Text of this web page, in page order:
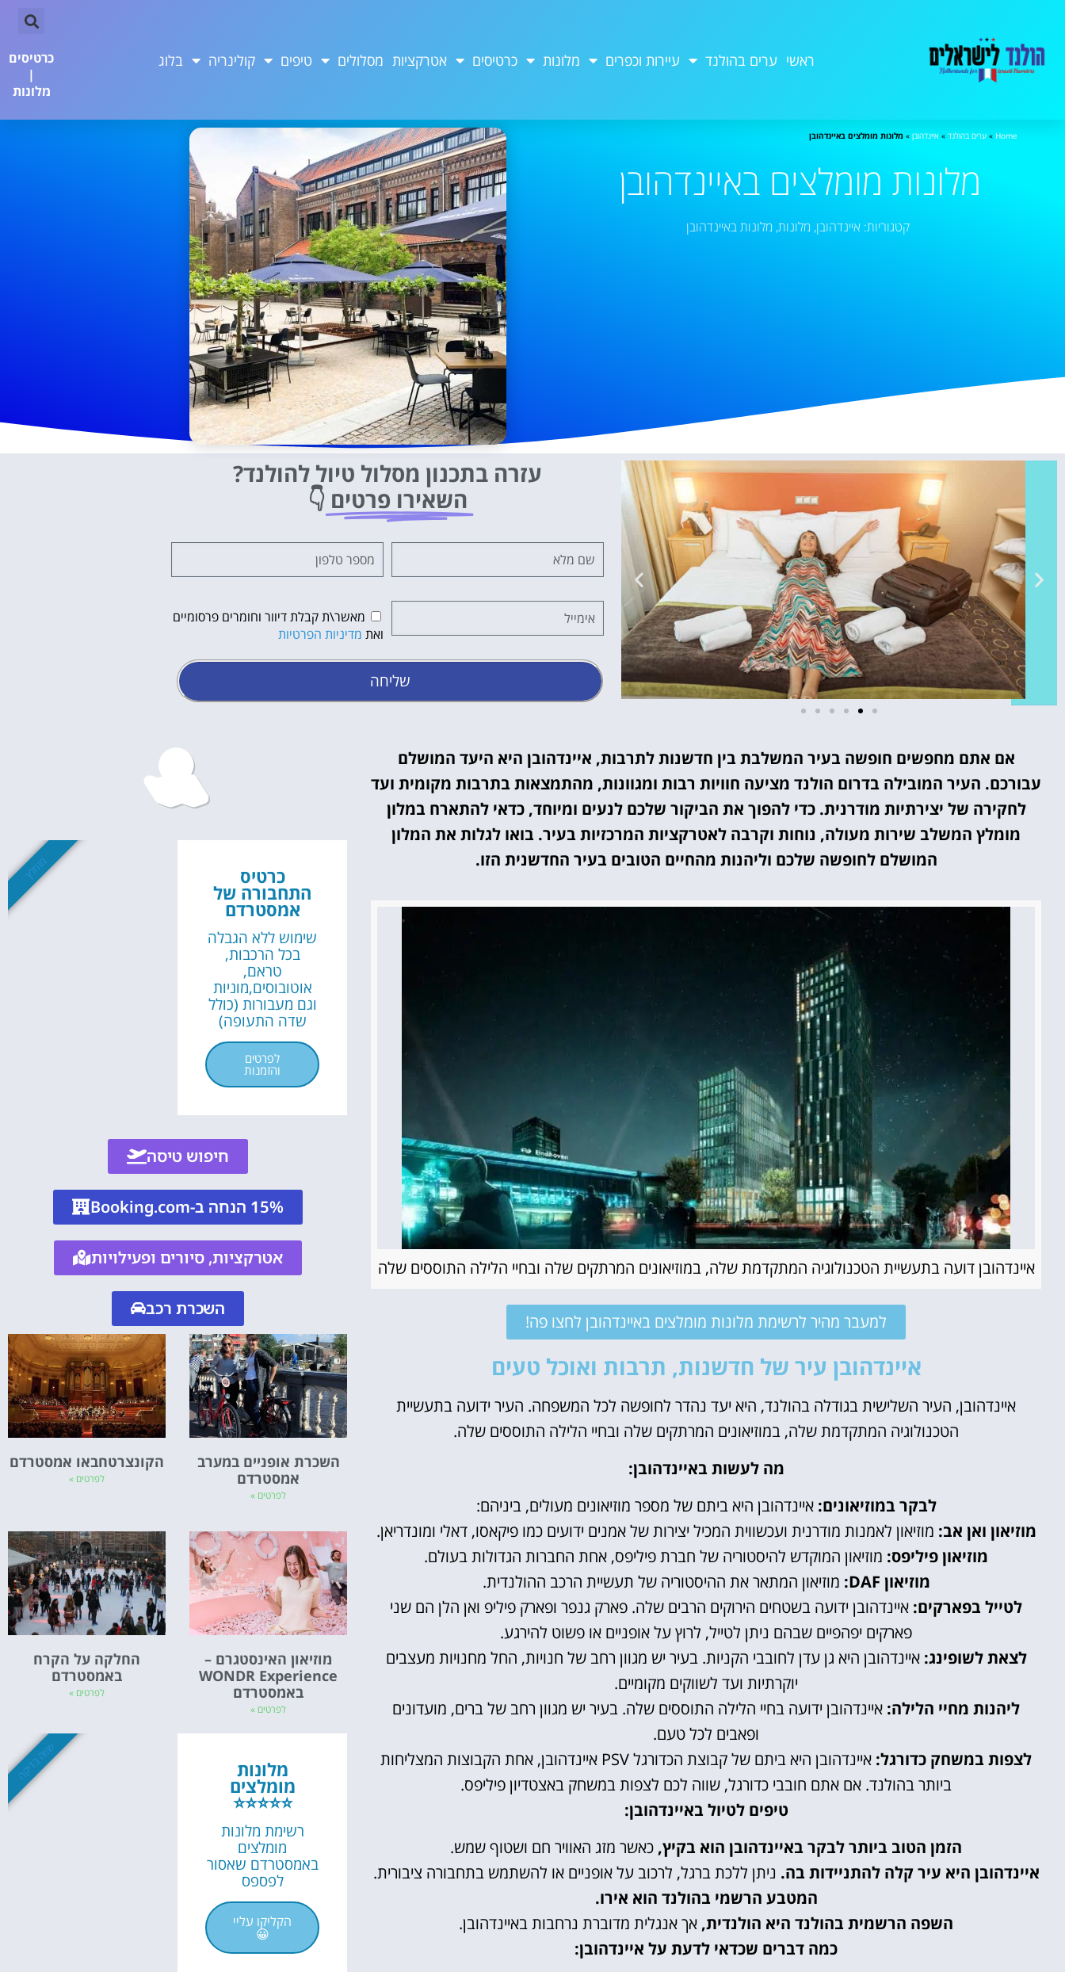
ראשי ערים בהולנד עיירות וכפרים מלונות כרטיסים אטרקציות מסלולים טיפים קולינריה בלוג
כרטיסים
|
מלונות
Home
» ערים בהולנד » איינדהובן » מלונות מומלצים באיינדהובן
מלונות מומלצים באיינדהובן
קטגוריות: איינדהובן, מלונות, מלונות באיינדהובן
מלונות
מציאת מלון
מומלץ?
לחצו
אטרקציות
וסיורים
הפעילויות השוות ביותר
לחצו פה! לחצו פה!
עזרה בתכנון מסלול טיול להולנד?
השאירו פרטים 👇
מאשר\ת קבלת דיוור וחומרים פרסומיים
ואת מדיניות הפרטיות
שליחה
אם אתם מחפשים חופשה בעיר המשלבת בין חדשנות לתרבות, איינדהובן היא היעד המושלם
עבורכם. העיר המובילה בדרום הולנד מציעה חוויות רבות ומגוונות, מהתמצאות בתרבות מקומית ועד
לחקירה של יצירתיות מודרנית. כדי להפוך את הביקור שלכם לנעים ומיוחד, כדאי להתארח במלון
מומלץ המשלב שירות מעולה, נוחות וקרבה לאטרקציות המרכזיות בעיר. בואו לגלות את המלון
המושלם לחופשה שלכם וליהנות מהחיים הטובים בעיר החדשנית הזו.
איינדהובן דועה בתעשיית הטכנולוגיה המתקדמת שלה, במוזיאונים המרתקים שלה ובחיי הלילה התוססים שלה
למעבר מהיר לרשימת מלונות מומלצים באיינדהובן לחצו פה!
איינדהובן עיר של חדשנות, תרבות ואוכל טעים
איינדהובן, העיר השלישית בגודלה בהולנד, היא יעד נהדר לחופשה לכל המשפחה. העיר ידועה בתעשיית
הטכנולוגיה המתקדמת שלה, במוזיאונים המרתקים שלה ובחיי הלילה התוססים שלה.
מה לעשות באיינדהובן:
לבקר במוזיאונים: איינדהובן היא ביתם של מספר מוזיאונים מעולים, ביניהם:
מוזיאון ואן אב: מוזיאון לאמנות מודרנית ועכשווית המכיל יצירות של אמנים ידועים כמו פיקאסו, דאלי ומונדריאן.
מוזיאון פיליפס: מוזיאון המוקדש להיסטוריה של חברת פיליפס, אחת החברות הגדולות בעולם.
מוזיאון DAF:
מוזיאון המתאר את ההיסטוריה של תעשיית הרכב ההולנדית.
לטייל בפארקים: איינדהובן ידועה בשטחים הירוקים הרבים שלה. פארק גנפר ופארק פיליפ ואן הלן הם שני
פארקים יפהפיים שבהם ניתן לטייל, לרוץ על אופניים או פשוט להירגע.
לצאת לשופינג: איינדהובן היא גן עדן לחובבי הקניות. בעיר יש מגוון רחב של חנויות, החל מחנויות מעצבים
יוקרתיות ועד לשווקים מקומיים.
ליהנות מחיי הלילה: איינדהובן ידועה בחיי הלילה התוססים שלה. בעיר יש מגוון רחב של ברים, מועדונים
ופאבים לכל טעם.
לצפות במשחק כדורגל:
איינדהובן היא ביתם של קבוצת הכדורגל PSV איינדהובן, אחת הקבוצות המצליחות
ביותר בהולנד. אם אתם חובבי כדורגל, שווה לכם לצפות במשחק באצטדיון פיליפס.
טיפים לטיול באיינדהובן:
הזמן הטוב ביותר לבקר באיינדהובן הוא בקיץ, כאשר מזג האוויר חם ושטוף שמש.
איינדהובן היא עיר קלה להתניידות בה. ניתן ללכת ברגל, לרכוב על אופניים או להשתמש בתחבורה ציבורית.
המטבע הרשמי בהולנד הוא אירו.
השפה הרשמית בהולנד היא הולנדית, אך אנגלית מדוברת נרחבות באיינדהובן.
כמה דברים שכדאי לדעת על איינדהובן:
כרטיס
התחבורה של
אמסטרדם
שימוש ללא הגבלה
בכל הרכבות,
טראם,
אוטובוסים,מוניות
וגם מעבורות (כולל
שדה התעופה)
לפרטים
והזמנות
מומלץ
חיפוש טיסה
15% הנחה ב-Booking.com
אטרקציות, סיורים ופעילויות
השכרת רכב
השכרת אופניים במערב
אמסטרדם
לפרטים »
הקונצרטחבאו אמסטרדם
לפרטים »
מוזיאון האינסטגרם –
WONDR Experience
באמסטרדם
לפרטים »
החלקה על הקרח
באמסטרדם
לפרטים »
מלונות
מומלצים
⭐⭐⭐⭐⭐
רשימת מלונות
מומלצים
באמסטרדם שאסור
לפספס
הקליקו עליי
😀
שווה בדיקה